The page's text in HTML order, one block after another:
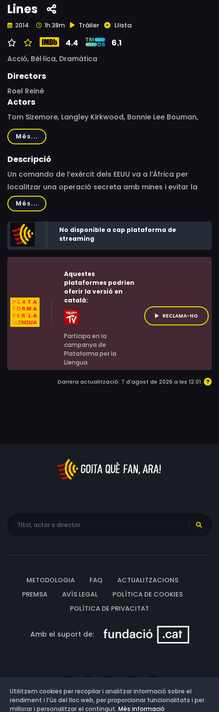
Lines
2014 1h 38m Tràiler Llista
4.4 6.1
Acció, Bèl·lica, Dramàtica
Directors
Roel Reiné
Actors
Tom Sizemore, Langley Kirkwood, Bonnie Lee Bouman,
Leroy Gopal, Lex Shrapnel, Tanya van Graan, Warrick
Grier, Dylan Edy, Anthony Oseyemi, Darron Meyer, Aurélie
Meriel, Eugene Khumbanyiwa, Colin Moss
Més...
Descripció
Un comando de l’exèrcit dels EEUU va a l’Àfrica per
localitzar una operació secreta amb mines i evitar la
venda d’armes d’urani empobrit a terroristes
internacionals.
Més...
No disponible a cap plataforma de
streaming
Aquestes
plataformes podrien
oferir la versió en
català:
Participa en la
campanya de
Plataforma per la
Llengua.
RECLAMA-HO
Darrera actualització: 7 d'agost de 2026 a les 12:01
METODOLOGIA FAQ
ACTUALITZACIONS
PREMSA
AVÍS LEGAL
POLÍTICA DE COOKIES
POLÍTICA DE PRIVACITAT
Amb el suport de:
Utilitzem cookies per recopilar i analitzar informació sobre el
rendiment i l’ús del lloc web, per proporcionar funcionalitats i per
millorar i personalitzar el contingut. Més informació